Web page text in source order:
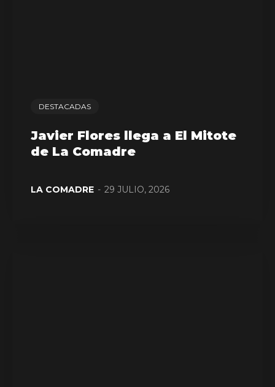
DESTACADAS
Javier Flores llega a El Mitote
de La Comadre
LA COMADRE - 29 JULIO, 2026